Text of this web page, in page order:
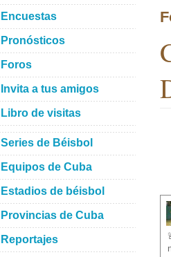
Encuestas
Pronósticos
Foros
Invita a tus amigos
Libro de visitas
Series de Béisbol
Equipos de Cuba
Estadios de béisbol
Provincias de Cuba
Reportajes